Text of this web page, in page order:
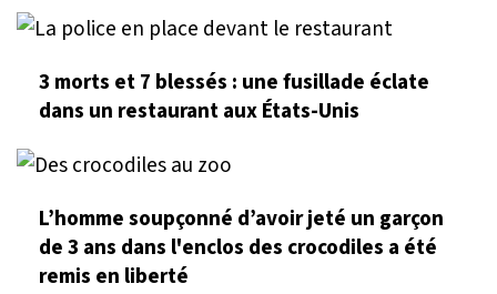
3 morts et 7 blessés : une fusillade éclate
dans un restaurant aux États-Unis
L’homme soupçonné d’avoir jeté un garçon
de 3 ans dans l'enclos des crocodiles a été
remis en liberté